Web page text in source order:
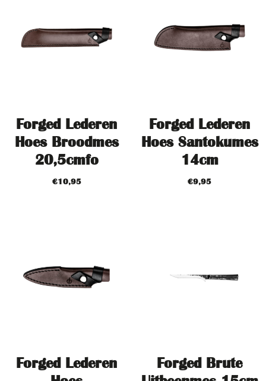
Forged Lederen
Hoes Broodmes
20,5cmfo
€10,95
Forged Lederen
Hoes Santokumes
14cm
€9,95
Forged Lederen
Forged Brute